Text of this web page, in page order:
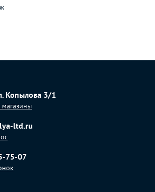
Копылова 3/1
магазины
ltd.ru
75-07